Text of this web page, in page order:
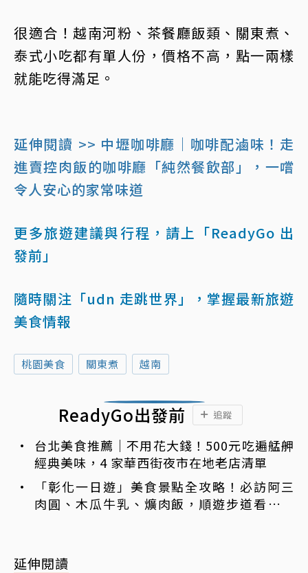
很適合！越南河粉、茶餐廳飯類、關東煮、
泰式小吃都有單人份，價格不高，點一兩樣
就能吃得滿足。
延伸閱讀 >> 中壢咖啡廳｜咖啡配滷味！走
進賣控肉飯的咖啡廳「純然餐飲部」，一嚐
令人安心的家常味道
更多旅遊建議與行程，請上「ReadyGo 出
發前」
隨時關注「udn 走跳世界」，掌握最新旅遊
美食情報
桃園美食 關東煮 越南
ReadyGo出發前 追蹤
台北美食推薦｜不用花大錢！500元吃遍艋舺
經典美味，4 家華西街夜市在地老店清單
「彰化一日遊」美食景點全攻略！必訪阿三
肉圓、木瓜牛乳、爌肉飯，順遊步道看夜景
延伸閱讀